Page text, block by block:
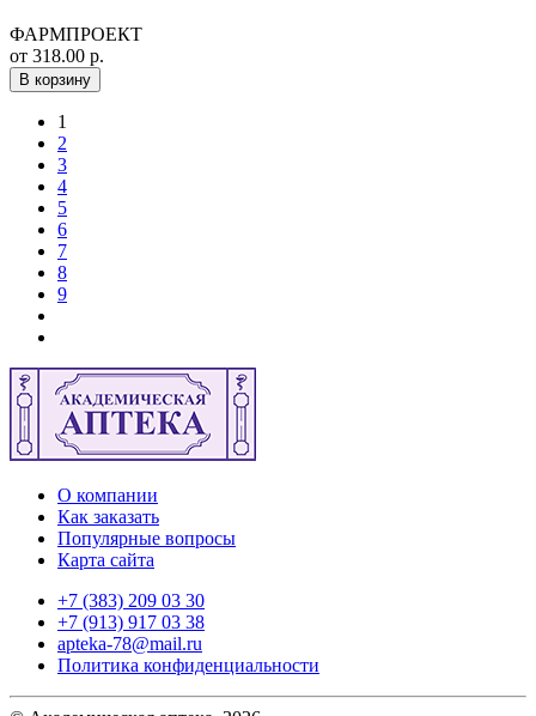
ФАРМПРОЕКТ
от 318.00 р.
В корзину
1
2
3
4
5
6
7
8
9
О компании
Как заказать
Популярные вопросы
Карта сайта
+7 (383) 209 03 30
+7 (913) 917 03 38
apteka-78@mail.ru
Политика конфиденциальности